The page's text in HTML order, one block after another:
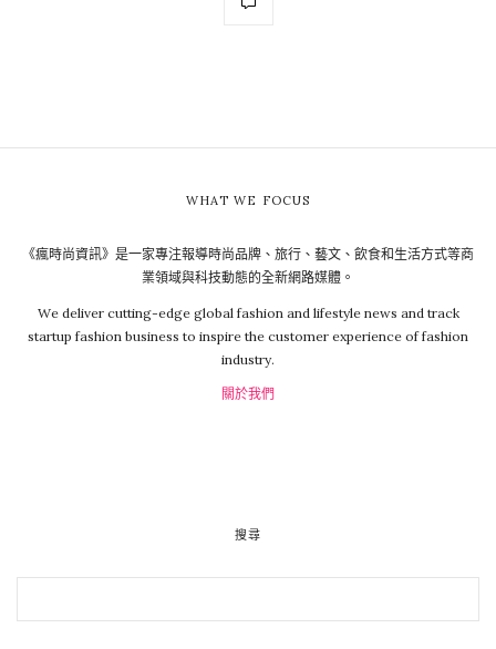
WHAT WE FOCUS
《瘋時尚資訊》是一家專注報導時尚品牌、旅行、藝文、飲食和生活方式等商
業領域與科技動態的全新網路媒體。
We deliver cutting-edge global fashion and lifestyle news and track
startup fashion business to inspire the customer experience of fashion
industry.
關於我們
搜尋